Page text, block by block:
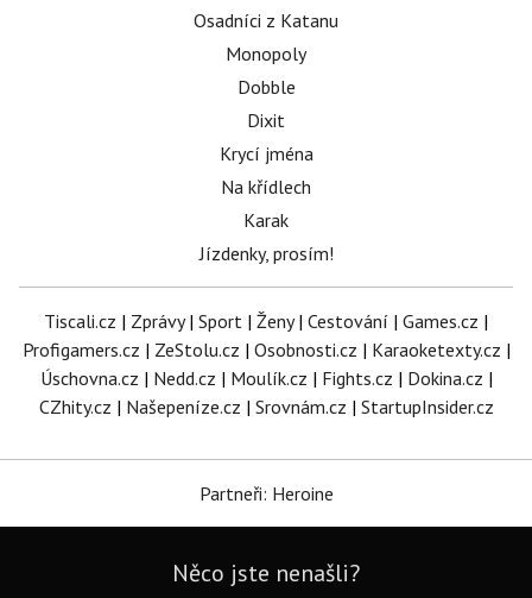
Osadníci z Katanu
Monopoly
Dobble
Dixit
Krycí jména
Na křídlech
Karak
Jízdenky, prosím!
Tiscali.cz | Zprávy| Sport | Ženy| Cestování | Games.cz |
Profigamers.cz | ZeStolu.cz | Osobnosti.cz | Karaoketexty.cz |
Úschovna.cz | Nedd.cz | Moulík.cz | Fights.cz | Dokina.cz |
CZhity.cz | Našepeníze.cz | Srovnám.cz | StartupInsider.cz
Partneři: Heroine
Něco jste nenašli?